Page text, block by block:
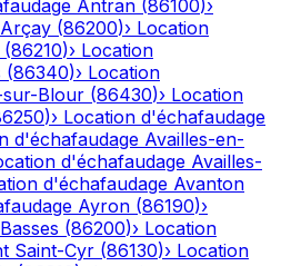
Antran (86100)›
Arçay (86200)› Location
(86210)› Location
(86340)› Location
sur-Blour (86430)› Location
)› Location d'échafaudage
d'échafaudage Availles-en-
d'échafaudage Availles-
d'échafaudage Avanton
Ayron (86190)›
Basses (86200)› Location
Saint-Cyr (86130)› Location